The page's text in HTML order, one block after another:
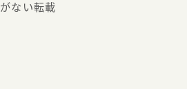
ない転載